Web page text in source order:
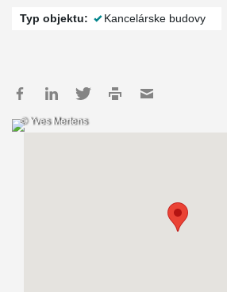
Typ objektu: Kancelárske budovy
© Yves Mertens